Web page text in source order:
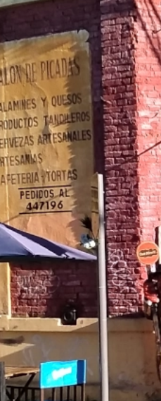
Perfil
Cómo llegar